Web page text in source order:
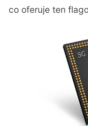
co oferuje ten